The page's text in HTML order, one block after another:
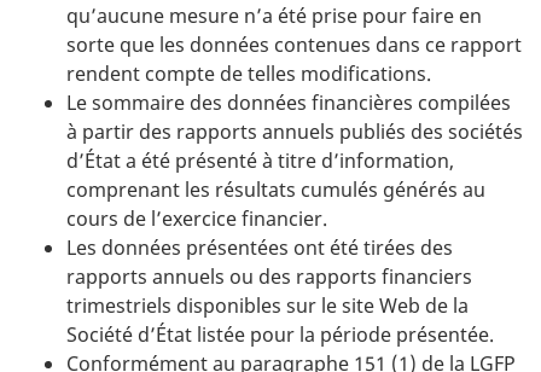
qu’aucune mesure n’a été prise pour faire en
sorte que les données contenues dans ce rapport
rendent compte de telles modifications.
Le sommaire des données financières compilées
à partir des rapports annuels publiés des sociétés
d’État a été présenté à titre d’information,
comprenant les résultats cumulés générés au
cours de l’exercice financier.
Les données présentées ont été tirées des
rapports annuels ou des rapports financiers
trimestriels disponibles sur le site Web de la
Société d’État listée pour la période présentée.
Conformément au paragraphe 151 (1) de la LGFP